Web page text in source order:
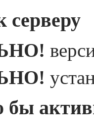
серверу
бы